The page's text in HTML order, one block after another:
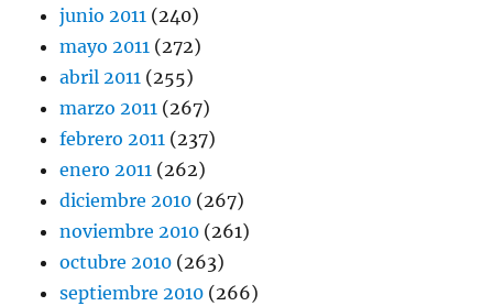
junio 2011 (240)
mayo 2011 (272)
abril 2011 (255)
marzo 2011 (267)
febrero 2011 (237)
enero 2011 (262)
diciembre 2010 (267)
noviembre 2010 (261)
octubre 2010 (263)
septiembre 2010 (266)